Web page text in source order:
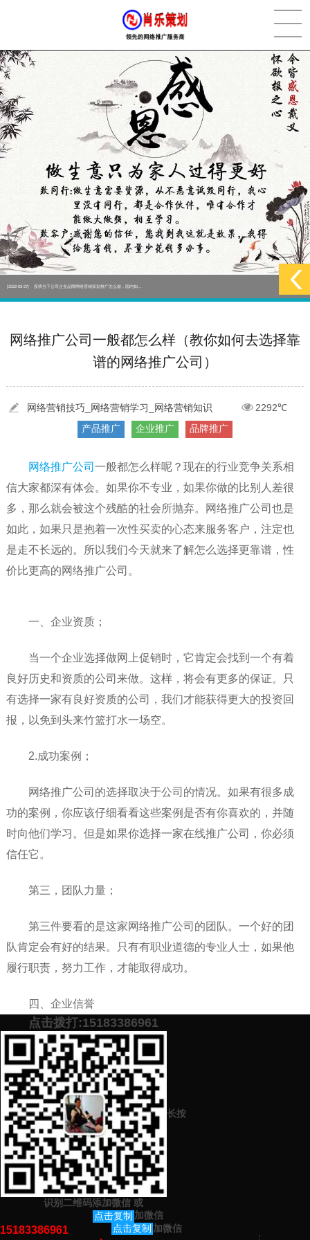
[2022-05-29] 实体门店如何做网络推广吸引客户，实体店网络营销技巧... 更多 >
[2022-05-04] 污水处理设备厂家产品如何做网络推广（污水处理项目网... 更多 >
[2022-03-27] 疫情当下公司企业品牌网络营销策划推广怎么做，国内知... 更多 >
[2022-05-29] 实体门店如何做网络推广吸引客户，实体店网络营销技巧... 更多 >
污水处理设备厂家产品如何做网络推广（污水处理项目网...
网络推广公司一般都怎么样（教你如何去选择靠
谱的网络推广公司）
网络营销技巧_网络营销学习_网络营销知识
2292℃
产品推广
企业推广 品牌推广
网络推广公司 一般都怎么样呢？现在的行业竞争关系相
信大家都深有体会。如果你不专业，如果你做的比别人差很
多，那么就会被这个残酷的社会所抛弃。网络推广公司也是
如此，如果只是抱着一次性买卖的心态来服务客户，注定也
是走不长远的。所以我们今天就来了解怎么选择更靠谱，性
价比更高的网络推广公司。
一、企业资质；
当一个企业选择做网上促销时，它肯定会找到一个有着
良好历史和资质的公司来做。这样，将会有更多的保证。只
有选择一家有良好资质的公司，我们才能获得更大的投资回
报，以免到头来竹篮打水一场空。
2.成功案例；
网络推广公司的选择取决于公司的情况。如果有很多成
功的案例，你应该仔细看看这些案例是否有你喜欢的，并随
时向他们学习。但是如果你选择一家在线推广公司，你必须
信任它。
第三，团队力量；
第三件要看的是这家网络推广公司的团队。一个好的团
队肯定会有好的结果。只有有职业道德的专业人士，如果他
履行职责，努力工作，才能取得成功。
四、企业信誉
后一点是看看这家在线推广公司的声誉。良好的声誉必
须是行业中好的。自然，它会有很好的宣传和推广能力。
预约营销老师 添加微信号：scyxch
案！
上一篇：百度推广哪家做的更好（百度推广技巧分享）
下一篇：网络营销比较出名的公司（网络营销技巧分享）
猜你感兴趣的内容
点击拨打:15183386961
长按
识别二维码添加微信 或
点击复制
15183386961
加微信
点击复制 加微信